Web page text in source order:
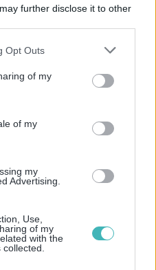
further disclose it to other
Opt Outs
of my
of my
my
Advertising.
Use,
of my
with the
peuvent aussi
. Inscrivez-vous
et
contacter en cas de
RCS facilement.
peine